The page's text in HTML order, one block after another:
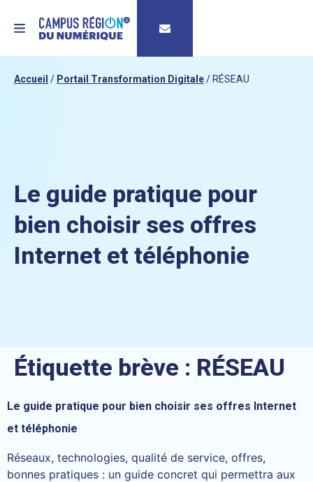
MENU
Accueil / Portail Transformation Digitale/ RÉSEAU
Le guide pratique pour
bien choisir ses offres
Internet et téléphonie
Étiquette brève : RÉSEAU
Le guide pratique pour bien choisir ses offres Internet
et téléphonie
Réseaux, technologies, qualité de service, offres,
bonnes pratiques : un guide concret qui permettra aux